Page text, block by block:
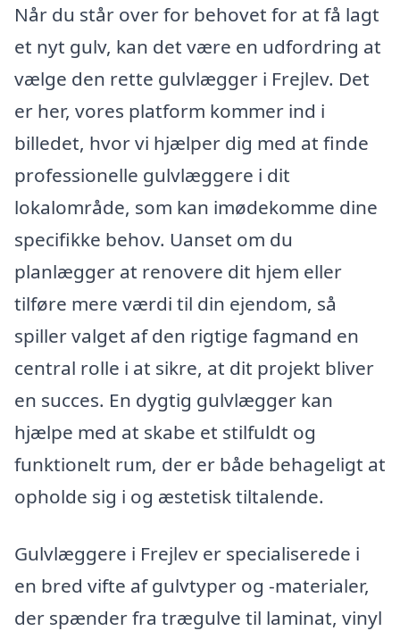
Når du står over for behovet for at få lagt
et nyt gulv, kan det være en udfordring at
vælge den rette gulvlægger i Frejlev. Det
er her, vores platform kommer ind i
billedet, hvor vi hjælper dig med at finde
professionelle gulvlæggere i dit
lokalområde, som kan imødekomme dine
specifikke behov. Uanset om du
planlægger at renovere dit hjem eller
tilføre mere værdi til din ejendom, så
spiller valget af den rigtige fagmand en
central rolle i at sikre, at dit projekt bliver
en succes. En dygtig gulvlægger kan
hjælpe med at skabe et stilfuldt og
funktionelt rum, der er både behageligt at
opholde sig i og æstetisk tiltalende.
Gulvlæggere i Frejlev er specialiserede i
en bred vifte af gulvtyper og -materialer,
der spænder fra trægulve til laminat, vinyl